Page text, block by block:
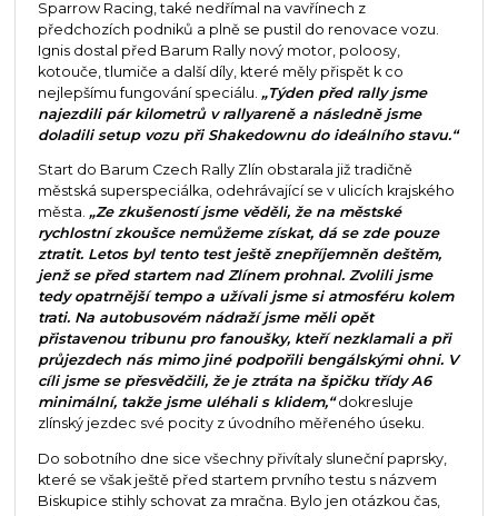
Sparrow Racing, také nedřímal na vavřínech z
předchozích podniků a plně se pustil do renovace vozu.
Ignis dostal před Barum Rally nový motor, poloosy,
kotouče, tlumiče a další díly, které měly přispět k co
nejlepšímu fungování speciálu. „Týden před rally jsme
najezdili pár kilometrů v rallyareně a následně jsme
doladili setup vozu při Shakedownu do ideálního stavu.“
Start do Barum Czech Rally Zlín obstarala již tradičně
městská superspeciálka, odehrávající se v ulicích krajského
města. „Ze zkušeností jsme věděli, že na městské
rychlostní zkoušce nemůžeme získat, dá se zde pouze
ztratit. Letos byl tento test ještě znepříjemněn deštěm,
jenž se před startem nad Zlínem prohnal. Zvolili jsme
tedy opatrnější tempo a užívali jsme si atmosféru kolem
trati. Na autobusovém nádraží jsme měli opět
přistavenou tribunu pro fanoušky, kteří nezklamali a při
průjezdech nás mimo jiné podpořili bengálskými ohni. V
cíli jsme se přesvědčili, že je ztráta na špičku třídy A6
minimální, takže jsme uléhali s klidem,“dokresluje
zlínský jezdec své pocity z úvodního měřeného úseku.
Do sobotního dne sice všechny přivítaly sluneční paprsky,
které se však ještě před startem prvního testu s názvem
Biskupice stihly schovat za mračna. Bylo jen otázkou čas,